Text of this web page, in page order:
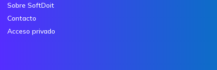
Sobre SoftDoit
Contacto
Acceso privado